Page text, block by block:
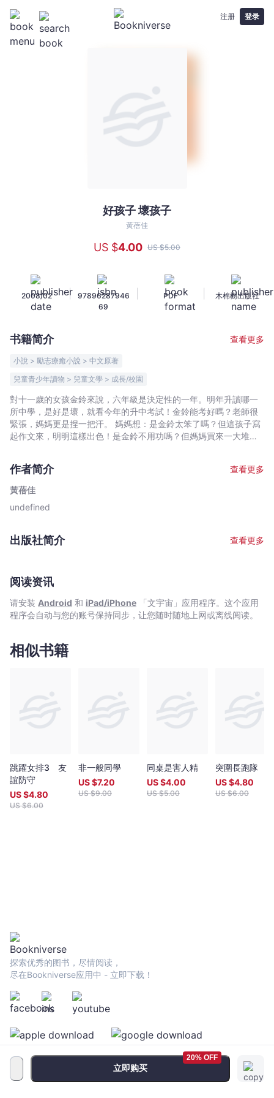
注册 登录
佳
-
文
宙
｜
Bookniverse
好孩子 壞孩子
黃蓓佳
US $4.00 US $5.00
2008/02 |
97896287946
69
PDF 木棉樹出版社
书籍简介 查看更多
小說 > 勵志療癒小說 > 中文原著
兒童青少年讀物 > 兒童文學 > 成長/校園
對十一歲的女孩金鈴來說，六年級是決定性的一年。明年升讀哪一
所中學，是好是壞，就看今年的升中考試！金鈴能考好嗎？老師很
緊張，媽媽更是捏一把汗。 媽媽想：是金鈴太笨了嗎？但這孩子寫
起作文來，明明這樣出色！是金鈴不用功嗎？但媽媽買來一大堆補
是一張張卷子上的一百分嗎？ ★第四屆全國優秀兒童文學獎 ★第五
屆宋慶齡兒童文學提名獎
作者简介
查看更多
黃蓓佳
undefined
出版社简介 查看更多
阅读资讯
请安装 Android 和 iPad/iPhone 「文宇宙」应用程序。这个应用
程序会自动与您的账号保持同步，让您随时随地上网或离线阅读。
相似书籍
跳躍女排3 友
誼防守
US $4.80
US $6.00
非一般同學
US $7.20
US $9.00
同桌是害人精
US $4.00
US $5.00
突圍長跑隊
US $4.80
US $6.00
立即购买
20% OFF
探索优秀的图书，尽情阅读，
尽在Bookniverse应用中 - 立即下载！